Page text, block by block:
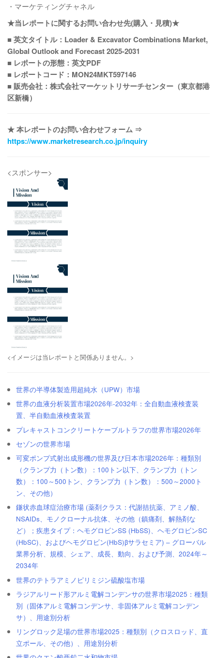
・マーケティングチャネル
★当レポートに関するお問い合わせ先(購入・見積)★
■ 英文タイトル：Loader & Excavator Combinations Market,
Global Outlook and Forecast 2025-2031
■ レポートの形態：英文PDF
■ レポートコード：MON24MKT597146
■ 販売会社：株式会社マーケットリサーチセンター（東京都港
区新橋）
★ 本レポートのお問い合わせフォーム ⇒
https://www.marketresearch.co.jp/inquiry
<スポンサー>
<イメージは当レポートと関係ありません。>
世界の半導体製造用超純水（UPW）市場
世界の血液分析装置市場2026年-2032年：全自動血液検査装
置、半自動血液検査装置
プレキャストコンクリートケーブルトラフの世界市場2026年
セゾンの世界市場
可変ポンプ式射出成形機の世界及び日本市場2026年：種類別
（クランプ力（トン数）：100トン以下、クランプ力（トン
数）：100～500トン、クランプ力（トン数）：500～2000ト
ン、その他）
鎌状赤血球症治療市場 (薬剤クラス：代謝拮抗薬、アミノ酸、
NSAIDs、モノクローナル抗体、その他（鎮痛剤、解熱剤な
ど）；疾患タイプ：ヘモグロビンSS (HbSS)、ヘモグロビンSC
(HbSC)、およびヘモグロビン(HbS)βサラセミア) – グローバル
業界分析、規模、シェア、成長、動向、および予測、2024年～
2034年
世界のテトラアミノピリミジン硫酸塩市場
ラジアルリード形アルミ電解コンデンサの世界市場2025：種類
別（固体アルミ電解コンデンサ、非固体アルミ電解コンデン
サ）、用途別分析
リングロック足場の世界市場2025：種類別（クロスロッド、直
立ポール、その他）、用途別分析